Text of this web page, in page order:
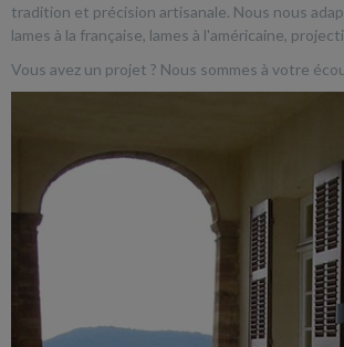
tradition et précision artisanale. Nous nous
lames à la française, lames à l'américaine,
Vous avez un projet ? Nous sommes à votre